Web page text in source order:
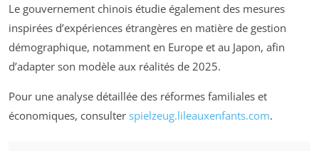
Le gouvernement chinois étudie également des mesures
inspirées d’expériences étrangères en matière de gestion
démographique, notamment en Europe et au Japon, afin
d’adapter son modèle aux réalités de 2025.
Pour une analyse détaillée des réformes familiales et
économiques, consulter spielzeug.lileauxenfants.com.